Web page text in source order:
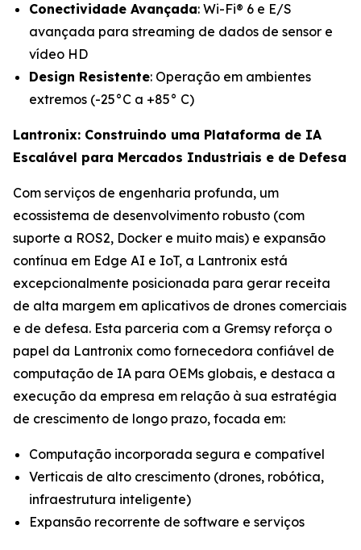
Conectividade Avançada: Wi-Fi® 6 e E/S
avançada para streaming de dados de sensor e
vídeo HD
Design Resistente: Operação em ambientes
extremos (-25°C a +85° C)
Lantronix: Construindo uma Plataforma de IA
Escalável para Mercados Industriais e de Defesa
Com serviços de engenharia profunda, um
ecossistema de desenvolvimento robusto (com
suporte a ROS2, Docker e muito mais) e expansão
contínua em Edge AI e IoT, a Lantronix está
excepcionalmente posicionada para gerar receita
de alta margem em aplicativos de drones comerciais
e de defesa. Esta parceria com a Gremsy reforça o
papel da Lantronix como fornecedora confiável de
computação de IA para OEMs globais, e destaca a
execução da empresa em relação à sua estratégia
de crescimento de longo prazo, focada em:
Computação incorporada segura e compatível
Verticais de alto crescimento (drones, robótica,
infraestrutura inteligente)
Expansão recorrente de software e serviços